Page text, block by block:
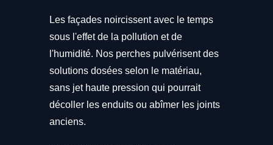
Les façades noircissent avec le temps
sous l'effet de la pollution et de
l'humidité. Nos perches pulvérisent des
solutions dosées selon le matériau,
sans jet haute pression qui pourrait
décoller les enduits ou abîmer les joints
anciens.